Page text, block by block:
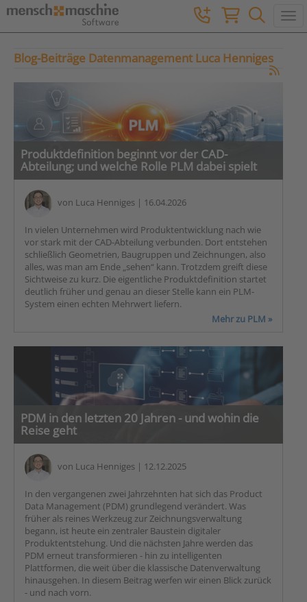
Blog-Beiträge Datenmanagement Luca Henniges
Produktdefinition beginnt vor der CAD-
Abteilung; und welche Rolle PLM dabei spielt
von Luca Henniges | 16.04.2026
In vielen Unternehmen wird Produktentwicklung nach wie
vor stark mit der CAD-Abteilung verbunden. Dort entstehen
schließlich Geometrien, Baugruppen und Zeichnungen, also
alles, was man am Ende „sehen“ kann. Trotzdem greift diese
Sichtweise zu kurz. Die eigentliche Produktdefinition startet
deutlich früher und genau an dieser Stelle kann ein PLM-
System einen echten Mehrwert liefern.
Mehr zu PLM »
PDM in den letzten 20 Jahren - und wohin die
Reise geht
von Luca Henniges | 12.12.2025
In den vergangenen zwei Jahrzehnten hat sich das Product
Data Management (PDM) grundlegend verändert. Was
früher als reines Werkzeug zur Zeichnungsverwaltung
begann, ist heute ein zentraler Baustein digitaler
Produktentstehung. Und die nächsten Jahre werden das
PDM erneut transformieren - hin zu intelligenten
Plattformen, die weit über die klassische Datenverwaltung
hinausgehen. In diesem Beitrag werfen wir einen Blick zurück
- und nach vorn.